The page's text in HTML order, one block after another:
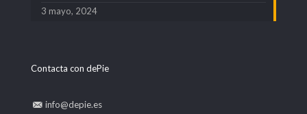
3 mayo, 2024
Contacta con dePie
info@depie.es